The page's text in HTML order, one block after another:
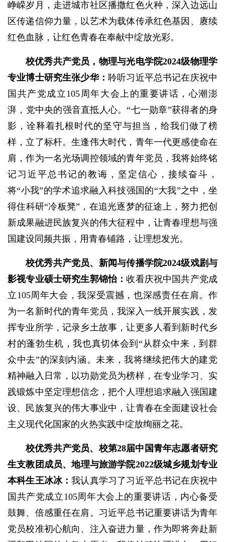
峥嵘岁月，走进城市社区播撒红色火种，深入边远山
区传递信仰力量，以艺术为载体传承红色基因、赓续
红色血脉，让红色青春在奉献中绽放光彩。
校优秀共产党员，物理与光电学院2024级物理学
专业博士研究生张少华：聆听习近平总书记在庆祝中
国共产党成立105周年大会上的重要讲话，心潮澎
湃，党中央的强音直抵人心。“七一勋章”获得者的身
影，诠释着扎根时代的坚守与担当，给我们做了榜
样，立了标杆。生逢伟大时代，青年一代更感使命在
肩，作为一名光场调控领域的青年党员，我将始终铭
记习近平总书记的教诲，坚定信心，接续奋斗，
将“小我”的学术追求融入科技强国的“大我”之中，坐
得住科研“冷板凳”，在追光逐梦的征途上，努力把创
新成果融进民族复兴的伟大征程中，让青春理想与强
国建设同频共振，用青春铺路，让理想发光。
校优秀共产党员、新闻与传播学院2024级戏剧与
影视专业硕士研究生郭锦怡：收看庆祝中国共产党成
立105周年大会，我深受震撼，也深感责任在肩。作
为一名新时代的青年党员，我深入一线开展实践，发
挥专业所学，记录乡土故事，让更多人看到新时代乡
村的蓬勃生机，我也真切体会到“从群众中来，到群
众中去”的深刻内涵。未来，我将继续把伟大的建党
精神融入日常，以功勋党员为榜样，在专业学习、实
践锻炼中坚定理想信念，把个人理想追求融入强国建
设、民族复兴的伟大事业中，让青春在全面建设社会
主义现代化国家的火热实践中绽放绚丽之花。
校优秀共产党员、校第28届中国青年志愿者研究
生支教团成员、地理与旅游学院2022级城乡规划专业
本科生王冰冰：我认真学习了习近平总书记在庆祝中
国共产党成立105周年大会上的重要讲话，内心备受
鼓舞、倍感重任在肩。习近平总书记重要讲话为青年
党员校准初心航向、注入奋进力量，作为即将奔赴新